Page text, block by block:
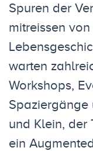
Spuren der
mitreissen
warten
Workshops,
Spaziergänge
und Klein, der
ein